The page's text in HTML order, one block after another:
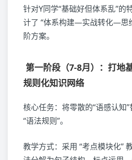
针对Y同学“基础好但体系乱”的
计了 “体系构建—实战转化—思
阶方案。
第一阶段（7-8月）：打
规则化知识网络
核心任务：将零散的“语感认知
“语法规则”。
教学方式：采用 “考点模块化”